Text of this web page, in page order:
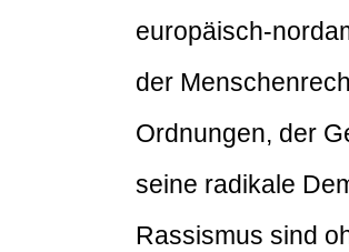
europäisch-
der
Ordnungen, der
seine radikale
Rassismus sind